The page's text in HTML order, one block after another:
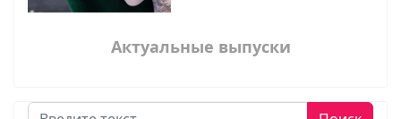
Актуальные выпуски
Поиск